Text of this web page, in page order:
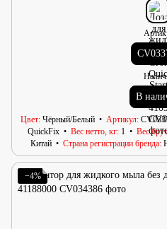
В
Цвет Чёрный/Белый Артикул
QuickFix
Вес нетто, кг 1 Вес
Китай
Страна регистрации бренда
−4%